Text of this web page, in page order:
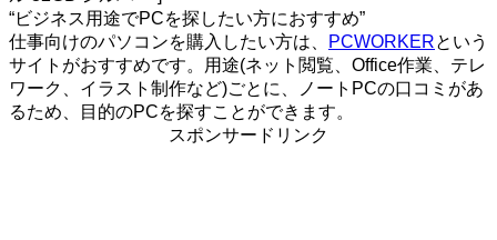
“ビジネス用途でPCを探したい方におすすめ”
仕事向けのパソコンを購入したい方は、
PCWORKERという
サイトがおすすめです。用途(ネット閲覧、Office作業、テレ
ワーク、イラスト制作など)ごとに、ノートPCの口コミがあ
るため、目的のPCを探すことができます。
スポンサードリンク